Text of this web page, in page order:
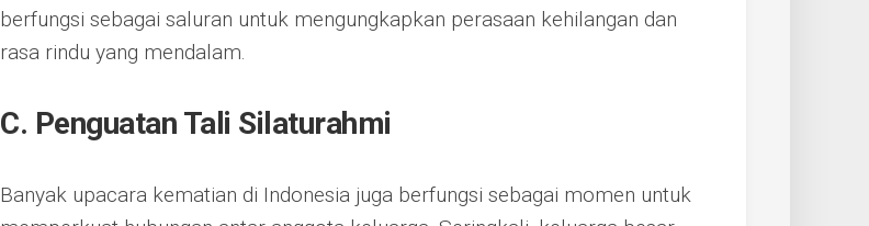
berfungsi sebagai saluran untuk mengungkapkan perasaan kehilangan dan
rasa rindu yang mendalam.
C. Penguatan Tali Silaturahmi
Banyak upacara kematian di Indonesia juga berfungsi sebagai momen untuk